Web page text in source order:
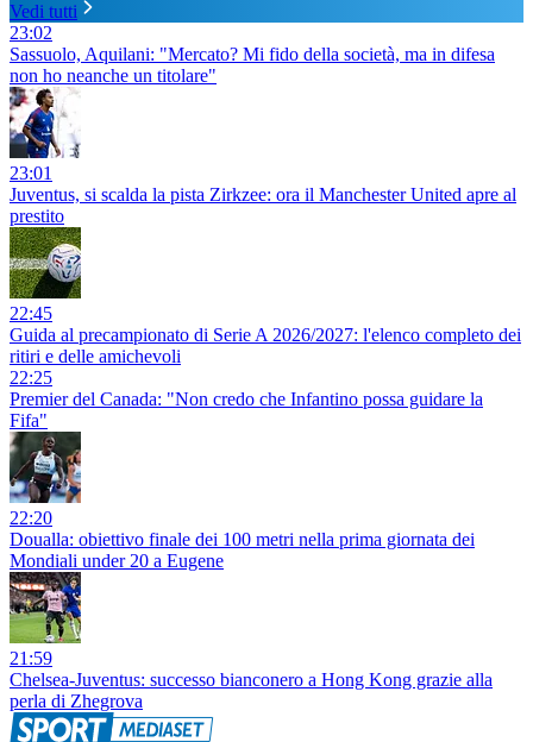
Vedi tutti
23:02
Sassuolo, Aquilani: "Mercato? Mi fido della società, ma in difesa
non ho neanche un titolare"
23:01
Juventus, si scalda la pista Zirkzee: ora il Manchester United apre al
prestito
22:45
Guida al precampionato di Serie A 2026/2027: l'elenco completo dei
ritiri e delle amichevoli
22:25
Premier del Canada: "Non credo che Infantino possa guidare la
Fifa"
22:20
Doualla: obiettivo finale dei 100 metri nella prima giornata dei
Mondiali under 20 a Eugene
21:59
Chelsea-Juventus: successo bianconero a Hong Kong grazie alla
perla di Zhegrova